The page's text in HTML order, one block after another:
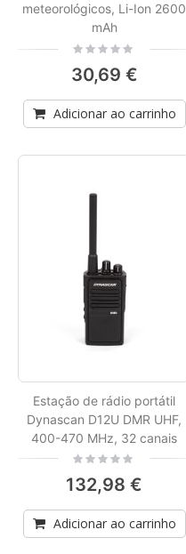
meteorológicos, Li-Ion 2600
mAh
Rating:
30,69 €
Adicionar ao carrinho
Estação de rádio portátil
Dynascan D12U DMR UHF,
400-470 MHz, 32 canais
Rating:
132,98 €
Adicionar ao carrinho